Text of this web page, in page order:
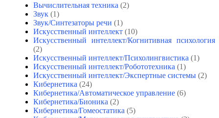
Вычислительная техника (2)
Звук (1)
Звук/Синтезаторы речи (1)
Искусственный интеллект (10)
Искусственный интеллект/Когнитивная психология
(2)
Искусственный интеллект/Психолингвистика (1)
Искусственный интеллект/Робототехника (1)
Искусственный интеллект/Экспертные системы (2)
Кибернетика (24)
Кибернетика/Автоматическое управление (6)
Кибернетика/Бионика (2)
Кибернетика/Гомеостатика (5)